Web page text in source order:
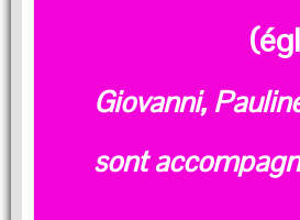
Giovanni,
sont